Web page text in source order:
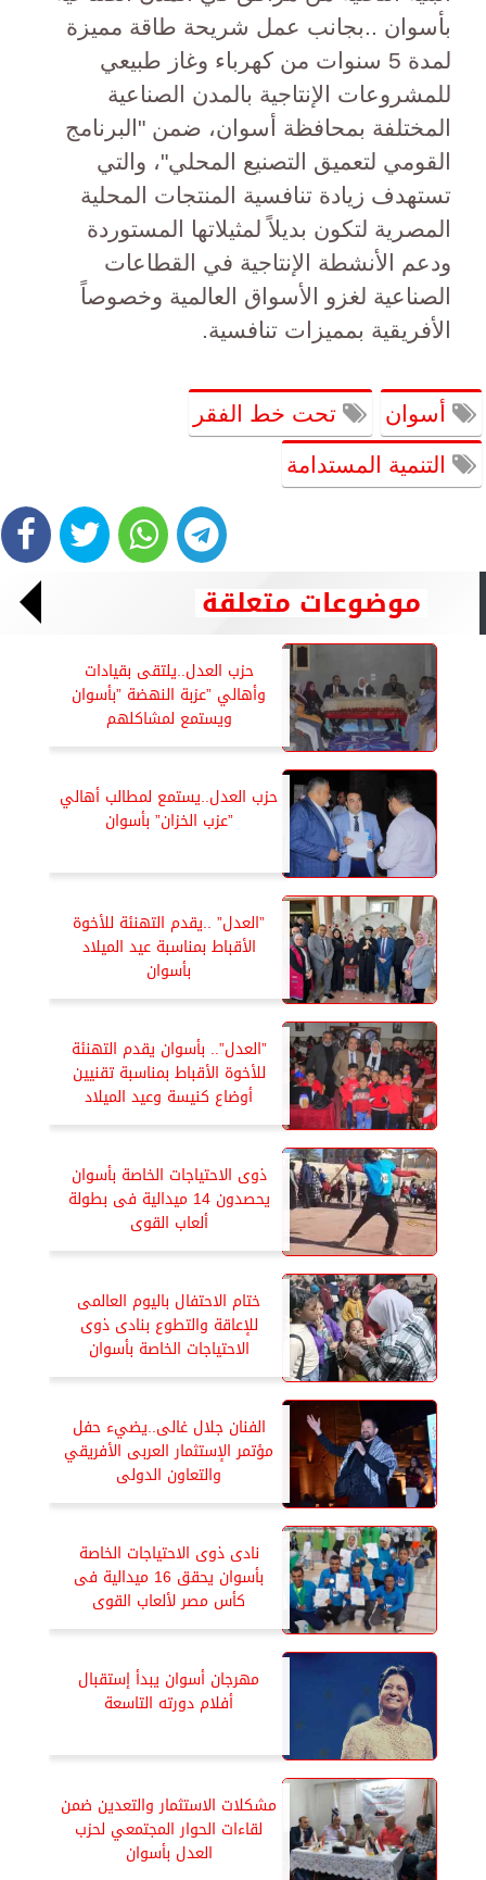
بأسوان ..بجانب عمل شريحة طاقة مميزة
لمدة 5 سنوات من كهرباء وغاز طبيعي
للمشروعات الإنتاجية بالمدن الصناعية
المختلفة بمحافظة أسوان، ضمن "البرنامج
القومي لتعميق التصنيع المحلي"، والتي
تستهدف زيادة تنافسية المنتجات المحلية
المصرية لتكون بديلاً لمثيلاتها المستوردة
ودعم الأنشطة الإنتاجية في القطاعات
الصناعية لغزو الأسواق العالمية وخصوصاً
الأفريقية بمميزات تنافسية.
أسوان تحت خط الفقر
التنمية المستدامة
موضوعات متعلقة
حزب العدل..يلتقى بقيادات
وأهالي ”عزبة النهضة ”بأسوان
ويستمع لمشاكلهم
حزب العدل..يستمع لمطالب أهالي
”عزب الخزان” بأسوان
”العدل” ..يقدم التهنئة للأخوة
الأقباط بمناسبة عيد الميلاد
بأسوان
”العدل”.. بأسوان يقدم التهنئة
للأخوة الأقباط بمناسبة تقنيين
أوضاع كنيسة وعيد الميلاد
ذوى الاحتياجات الخاصة بأسوان
يحصدون 14 ميدالية فى بطولة
ألعاب القوى
ختام الاحتفال باليوم العالمى
للإعاقة والتطوع بنادى ذوى
الاحتياجات الخاصة بأسوان
الفنان جلال غالى..يضيء حفل
مؤتمر الإستثمار العربى الأفريقي
والتعاون الدولى
نادى ذوى الاحتياجات الخاصة
بأسوان يحقق 16 ميدالية فى
كأس مصر لألعاب القوى
مهرجان أسوان يبدأ إستقبال
أفلام دورته التاسعة
مشكلات الاستثمار والتعدين ضمن
لقاءات الحوار المجتمعي لحزب
العدل بأسوان